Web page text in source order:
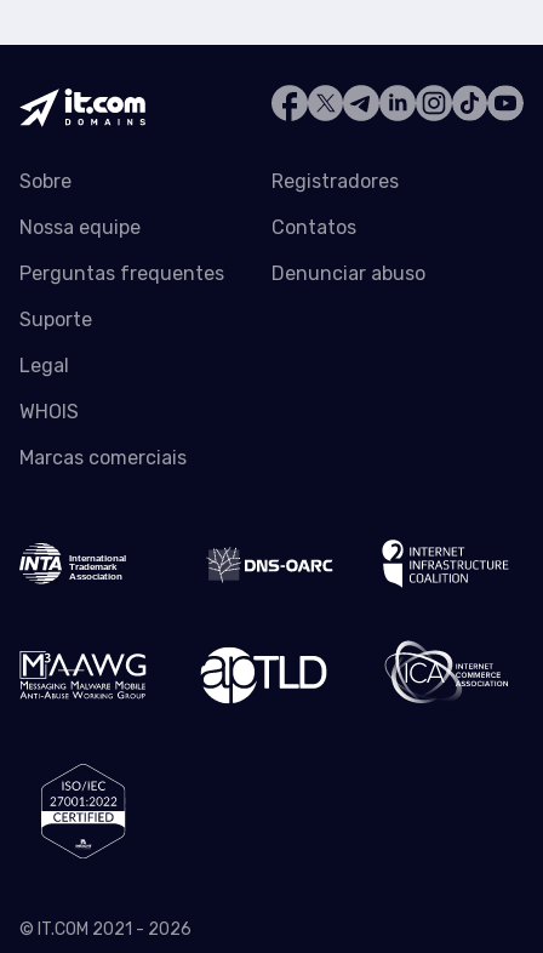
Sobre
Nossa equipe
Perguntas frequentes
Suporte
Legal
WHOIS
Marcas comerciais
Registradores
Contatos
Denunciar abuso
© IT.COM 2021 - 2026